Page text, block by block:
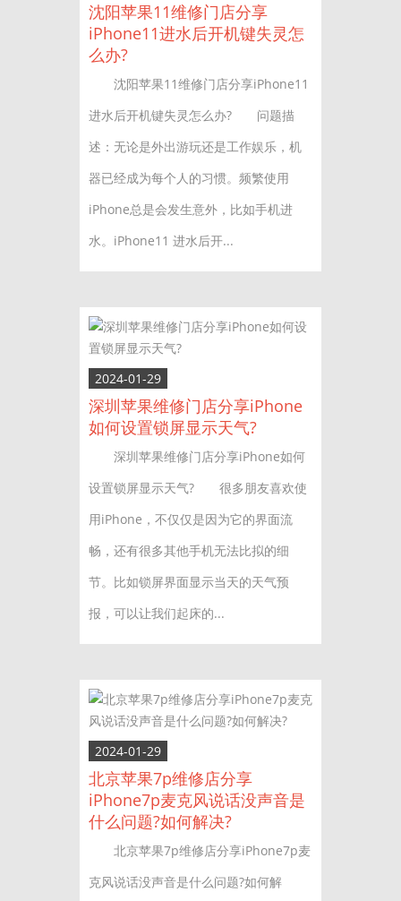
沈阳苹果11维修门店分享
iPhone11进水后开机键失灵怎
么办?
沈阳苹果11维修门店分享iPhone11
进水后开机键失灵怎么办? 问题描
述：无论是外出游玩还是工作娱乐，机
器已经成为每个人的习惯。频繁使用
iPhone总是会发生意外，比如手机进
水。iPhone11 进水后开...
2024-01-29
深圳苹果维修门店分享iPhone
如何设置锁屏显示天气?
深圳苹果维修门店分享iPhone如何
设置锁屏显示天气? 很多朋友喜欢使
用iPhone，不仅仅是因为它的界面流
畅，还有很多其他手机无法比拟的细
节。比如锁屏界面显示当天的天气预
报，可以让我们起床的...
2024-01-29
北京苹果7p维修店分享
iPhone7p麦克风说话没声音是
什么问题?如何解决?
北京苹果7p维修店分享iPhone7p麦
克风说话没声音是什么问题?如何解